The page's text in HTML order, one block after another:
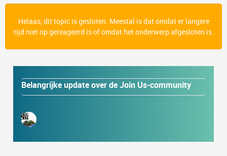
Helaas, dit topic is gesloten. Meestal is dat omdat er langere
tijd niet op gereageerd is of omdat het onderwerp afgesloten is.
Belangrijke update over de Join Us-community